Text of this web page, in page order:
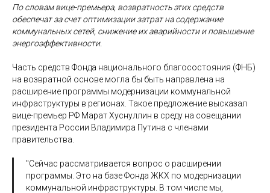
По словам вице-премьера, возвратность этих средств
обеспечат за счет оптимизации затрат на содержание
коммунальных сетей, снижение их аварийности и повышение
энергоэффективности.
Часть средств Фонда национального благосостояния (ФНБ)
на возвратной основе могла бы быть направлена на
расширение программы модернизации коммунальной
инфраструктуры в регионах. Такое предложение высказал
вице-премьер РФ Марат Хуснуллин в среду на совещании
президента России Владимира Путина с членами
правительства.
"Сейчас рассматривается вопрос о расширении
программы. Это на базе Фонда ЖКХ по модернизации
коммунальной инфраструктуры. В том числе мы,